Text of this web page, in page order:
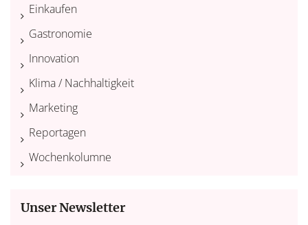
Einkaufen
Gastronomie
Innovation
Klima / Nachhaltigkeit
Marketing
Reportagen
Wochenkolumne
Unser Newsletter